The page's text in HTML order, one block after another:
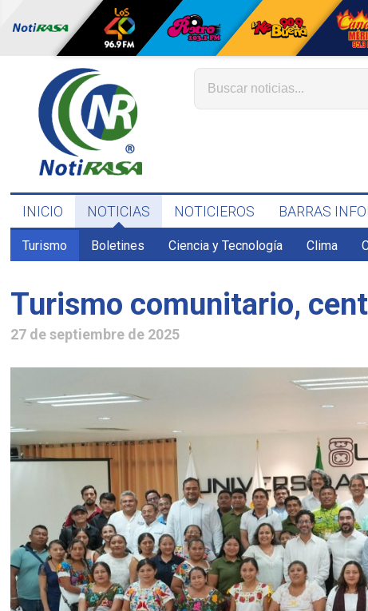
INICIO NOTICIAS NOTICIEROS BARRAS
Turismo Boletines Ciencia y Tecnología Clima
Turismo comunitario,
27 de septiembre de 2025